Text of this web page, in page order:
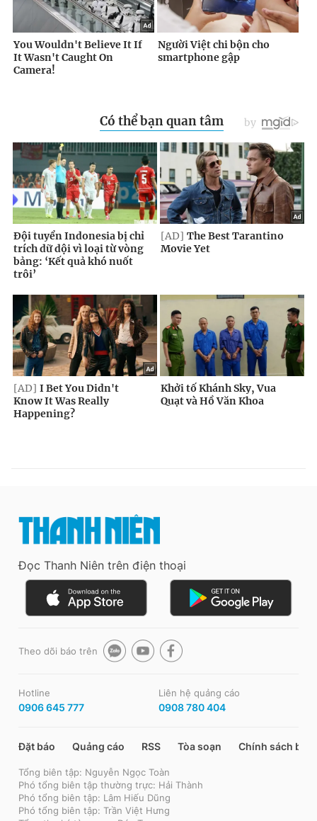
Đọc Thanh Niên trên điện thoại
Theo dõi báo trên
Hotline
0906 645 777
Liên hệ quảng cáo
0908 780 404
Đặt báo Quảng cáo RSS Tòa soạn Chính sách bảo
Tổng biên tập: Nguyễn Ngọc Toàn
Phó tổng biên tập thường trực: Hải Thành
Phó tổng biên tập: Lâm Hiếu Dũng
Phó tổng biên tập: Trần Việt Hưng